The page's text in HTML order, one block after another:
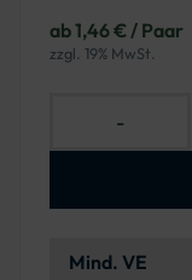
ab 1,46 € / Paar
zzgl. 19% MwSt.
-
Mind. VE